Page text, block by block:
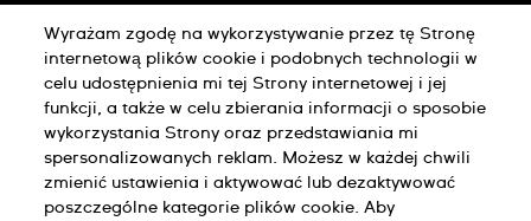
Warunki sprzedaży
Odstąp od umowy
Polityka Prywatności Pliki Cookie
Regulamin Sklepu
Wyrażam zgodę na wykorzystywanie przez tę Stronę
internetową plików cookie i podobnych technologii w
celu udostępnienia mi tej Strony internetowej i jej
funkcji, a także w celu zbierania informacji o sposobie
wykorzystania Strony oraz przedstawiania mi
spersonalizowanych reklam. Możesz w każdej chwili
zmienić ustawienia i aktywować lub dezaktywować
poszczególne kategorie plików cookie. Aby